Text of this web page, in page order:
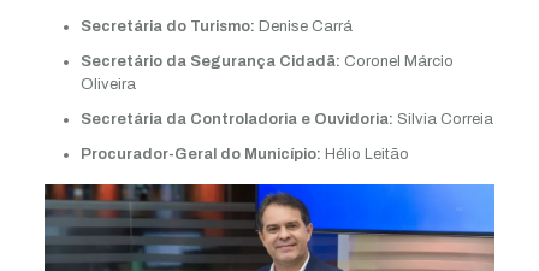
Secretária do Turismo: Denise Carrá
Secretário da Segurança Cidadã: Coronel Márcio
Oliveira
Secretária da Controladoria e Ouvidoria: Silvia Correia
Procurador-Geral do Município: Hélio Leitão